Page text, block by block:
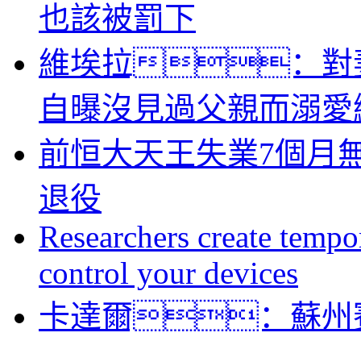
也該被罰下
維埃拉：對妻
自曝沒見過父親而溺
前恒大天王失業7個月
退役
Researchers create
control your devices
卡達爾：蘇州